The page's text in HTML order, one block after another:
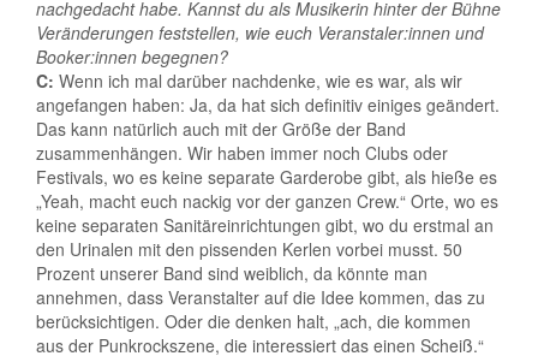
nachgedacht habe. Kannst du als Musikerin hinter der Bühne
Veränderungen feststellen, wie euch Veranstaler:innen und
Booker:innen begegnen?
C: Wenn ich mal darüber nachdenke, wie es war, als wir
angefangen haben: Ja, da hat sich definitiv einiges geändert.
Das kann natürlich auch mit der Größe der Band
zusammenhängen. Wir haben immer noch Clubs oder
Festivals, wo es keine separate Garderobe gibt, als hieße es
„Yeah, macht euch nackig vor der ganzen Crew.“ Orte, wo es
keine separaten Sanitäreinrichtungen gibt, wo du erstmal an
den Urinalen mit den pissenden Kerlen vorbei musst. 50
Prozent unserer Band sind weiblich, da könnte man
annehmen, dass Veranstalter auf die Idee kommen, das zu
berücksichtigen. Oder die denken halt, „ach, die kommen
aus der Punkrockszene, die interessiert das einen Scheiß.“